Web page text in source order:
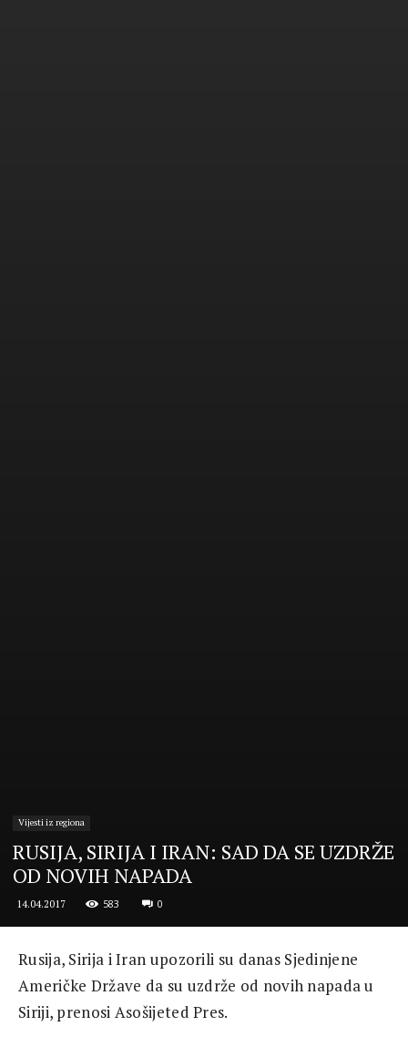
Vijesti iz regiona
RUSIJA, SIRIJA I IRAN: SAD DA SE UZDRŽE
OD NOVIH NAPADA
14.04.2017 583 0
Rusija, Sirija i Iran upozorili su danas Sjedinjene
Američke Države da su uzdrže od novih napada u
Siriji, prenosi Asošijeted Pres.